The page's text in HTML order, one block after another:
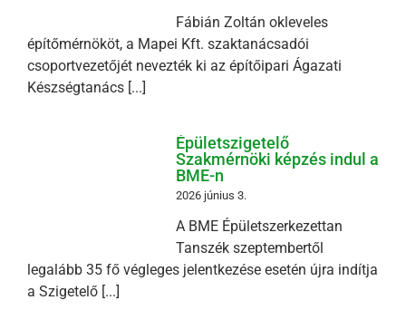
Fábián Zoltán okleveles
építőmérnököt, a Mapei Kft. szaktanácsadói
csoportvezetőjét nevezték ki az építőipari Ágazati
Készségtanács [...]
Épületszigetelő
Szakmérnöki képzés indul a
BME-n
2026 június 3.
A BME Épületszerkezettan
Tanszék szeptembertől
legalább 35 fő végleges jelentkezése esetén újra indítja
a Szigetelő [...]